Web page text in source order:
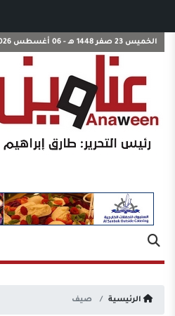
الخميس 23 صفر 1448 هـ - 06 أغسطس 2026 م
الرئيسية صيف